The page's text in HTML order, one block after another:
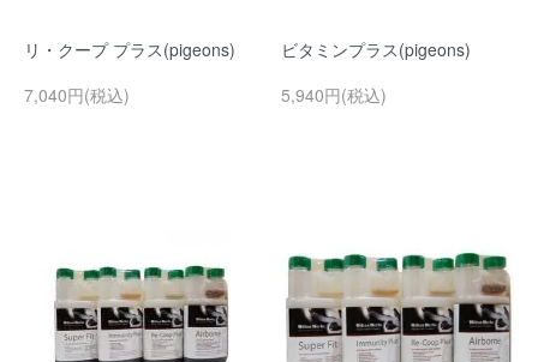
リ・クープ プラス(pigeons)
7,040円(税込)
ビタミンプラス(pigeons)
5,940円(税込)